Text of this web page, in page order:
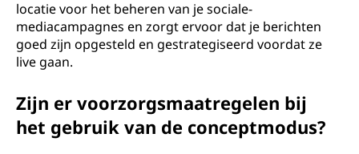
locatie voor het beheren van je sociale-
mediacampagnes en zorgt ervoor dat je berichten
goed zijn opgesteld en gestrategiseerd voordat ze
live gaan.
Zijn er voorzorgsmaatregelen bij
het gebruik van de conceptmodus?